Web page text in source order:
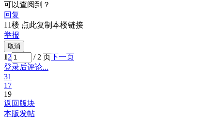
可以查阅到？
回复
11楼 点此复制本楼链接
举报
取消
12 / 2 页下一页
登录后评论...
31
17
19
返回版块
本版发帖